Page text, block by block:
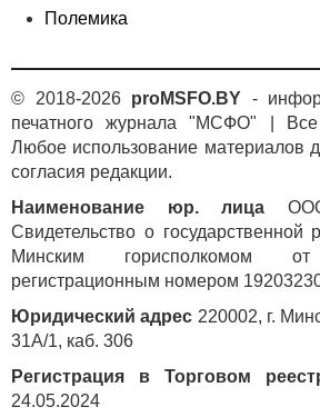
Полемика
© 2018-2026 proMSFO.BY -
печатного журнала "МСФО" |
Любое использование материалов
согласия редакции.
Наименование юр. лица ООО
Свидетельство о государственной
Минским горисполкомом
регистрационным номером
Юридический адрес 220002, г.
31А/1, каб. 306
Регистрация в Торговом
24.05.2024